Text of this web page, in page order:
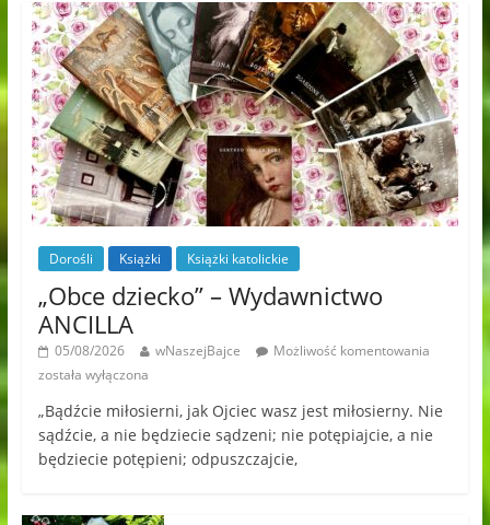
Dorośli Książki Książki katolickie
„Obce dziecko” – Wydawnictwo
ANCILLA
05/08/2026 wNaszejBajce
Możliwość komentowania
została wyłączona
„Bądźcie miłosierni, jak Ojciec wasz jest miłosierny. Nie
sądźcie, a nie będziecie sądzeni; nie potępiajcie, a nie
będziecie potępieni; odpuszczajcie,